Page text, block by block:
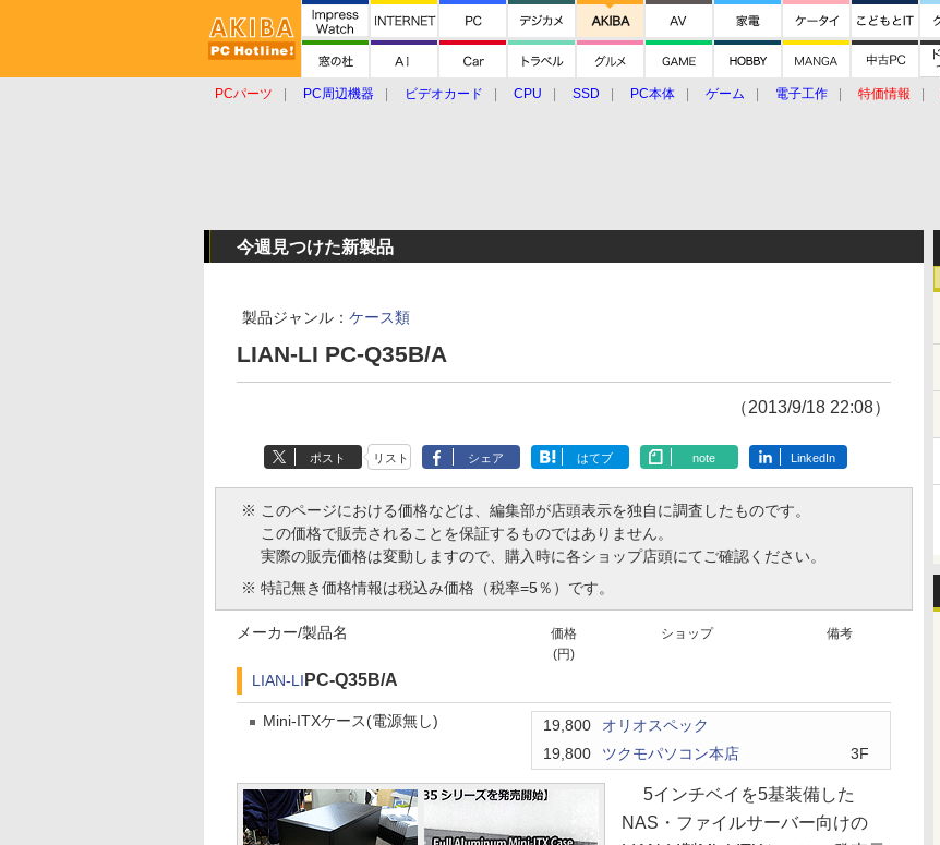
PCパーツ PC周辺機器 ビデオカード CPU SSD PC本体 ゲーム 電子工作 特価情報
今週見つけた新製品
製品ジャンル： ケース類
LIAN-LI PC-Q35B/A
（2013/9/18 22:08）
ポスト リスト シェア はてブ note LinkedIn
※ このページにおける価格などは、編集部が店頭表示を独自に調査したものです。
この価格で販売されることを保証するものではありません。
実際の販売価格は変動しますので、購入時に各ショップ店頭にてご確認ください。
※ 特記無き価格情報は税込み価格（税率=5％）です。
価格
(円)
ショップ 備考
メーカー/製品名
LIAN-LI PC-Q35B/A
Mini-ITXケース(電源無し) 19,800
オリオスペック
19,800
ツクモパソコン本店 3F
5インチベイを5基装備した
NAS・ファイルサーバー向けの